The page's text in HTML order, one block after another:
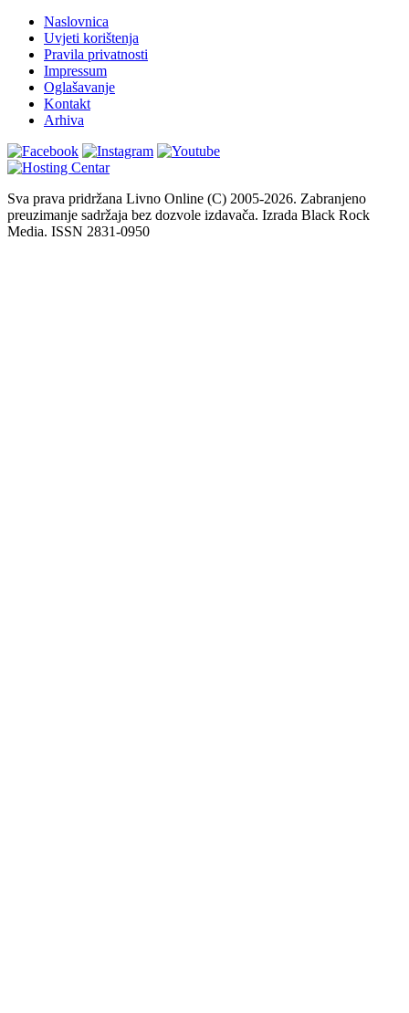
Naslovnica
Uvjeti korištenja
Pravila privatnosti
Impressum
Oglašavanje
Kontakt
Arhiva
Sva prava pridržana Livno Online (C) 2005-2026. Zabranjeno
preuzimanje sadržaja bez dozvole izdavača. Izrada Black Rock
Media. ISSN 2831-0950